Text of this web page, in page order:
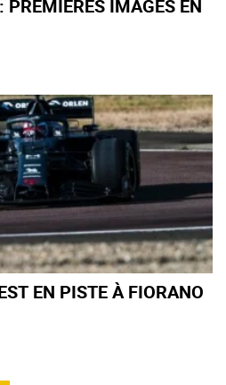
PREMIÈRES IMAGES EN
EN PISTE À FIORANO